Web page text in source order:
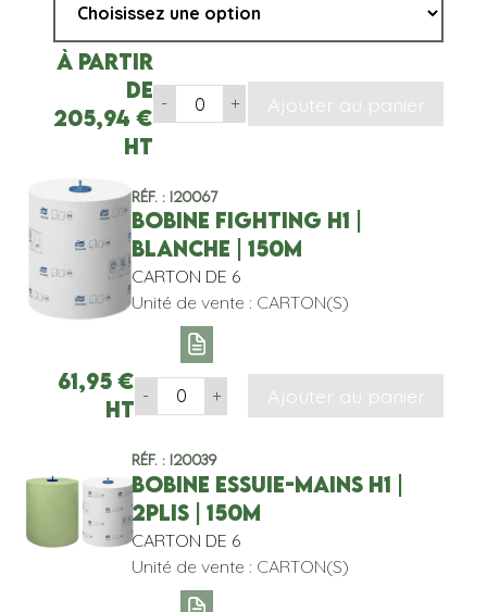
À partir
de
205,94€
HT
- + Ajouter au panier
Réf. : I20067
BOBINE FIGHTING H1 |
BLANCHE | 150M
CARTON DE 6
Unité de vente : CARTON(S)
61,95€
HT
- + Ajouter au panier
Réf. : I20039
BOBINE ESSUIE-MAINS H1 |
2PLIS | 150M
CARTON DE 6
Unité de vente : CARTON(S)